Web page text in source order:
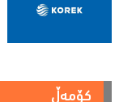
کۆمەڵ